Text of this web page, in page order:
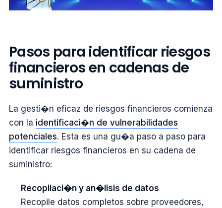
Pasos para identificar riesgos
financieros en cadenas de
suministro
La gesti�n eficaz de riesgos financieros comienza
con la identificaci�n de vulnerabilidades
potenciales. Esta es una gu�a paso a paso para
identificar riesgos financieros en su cadena de
suministro:
Recopilaci�n y an�lisis de datos
Recopile datos completos sobre proveedores,